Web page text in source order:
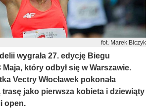
fot. Marek Biczyk
wygrała 27. edycję Biegu
który odbył się w Warszawie.
Vectry Włocławek pokonała
jako pierwsza kobieta i dziewiąty
open.